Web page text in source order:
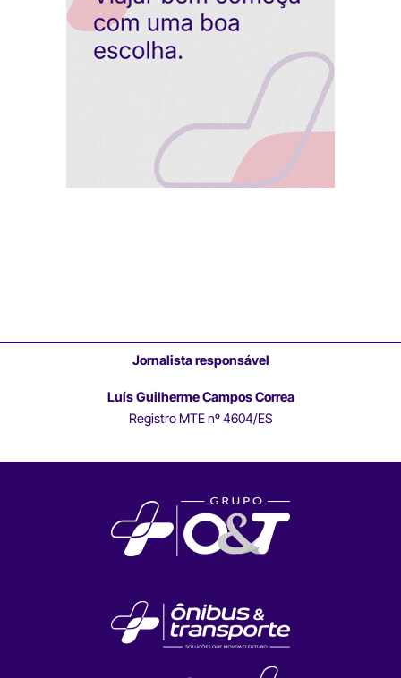
Jornalista responsável
Luís Guilherme Campos Correa
Registro MTE nº 4604/ES